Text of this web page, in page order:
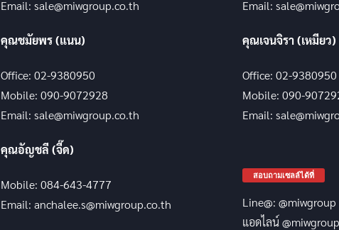
Email: sale@miwgroup.co.th
คุณชมัยพร (แนน)
Office: 02-9380950
Mobile: 090-9072928
Email: sale@miwgroup.co.th
คุณอัญชลี (จี๊ด)
Mobile: 084-643-4777
Email: anchalee.s@miwgroup.co.th
Email:
คุณเจนจิรา (เหมียว)
Office: 02-9380950
Mobile: 090-
Email:
สอบถามเซลล์ได้ที่
Line@: @miwgroup
แอดไลน์